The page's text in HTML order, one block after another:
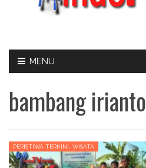
MENU
bambang irianto
PERISTIWA TERKINI, WISATA